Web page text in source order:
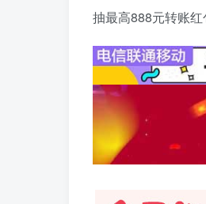
抽最高888元转账